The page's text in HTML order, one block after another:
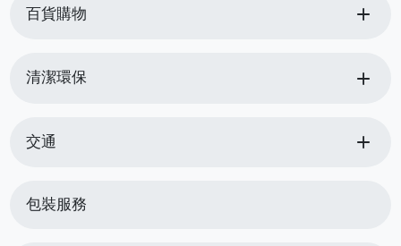
百貨購物 add
清潔環保 add
交通 add
包裝服務